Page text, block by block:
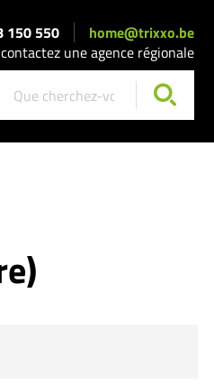
150 550
home@trixxo.be
une agence régionale